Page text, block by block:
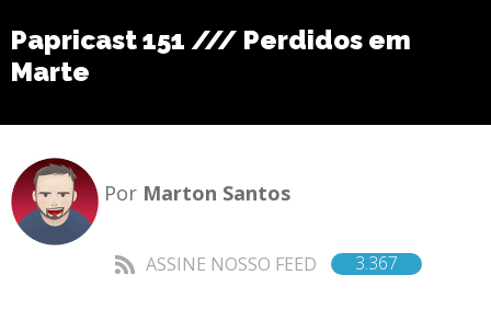
Papricast 151 /// Perdidos em
Marte
Por Marton Santos
ASSINE NOSSO FEED 3.367